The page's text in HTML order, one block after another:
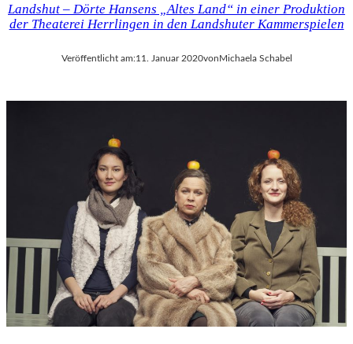
Landshut – Dörte Hansens „Altes Land“ in einer Produktion
der Theaterei Herrlingen in den Landshuter Kammerspielen
Veröffentlicht am:11. Januar 2020vonMichaela Schabel